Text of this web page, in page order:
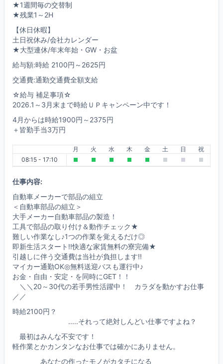
★1週間毎の交替制
★残業1～2H
【休日休暇】
土日祝休み/会社カレンダー
★大型連休/年末年始・GW・お盆
給与額:時給 2100円～2625円
交通費:通勤交通費全額支給
☆給与 補足事項☆
2026.1～3月末まで時給ＵＰキャンペーン中です！
4月からは時給1900円～2375円
＋皆勤手当3万円
月 火 水 木 金 土 日
祝
08:15 - 17:10
仕事内容:
自動車メーカーで部品の組立
＜自動車部品の組立＞
大手メーカー自動車部品の製造！
工具で部品の取り付け＆動作チェック★
難しい作業なし♪1つの作業を覚えるだけ◎
即新生活スタート!!快適な家賃無料の寮完備★
引越しに伴う交通費は当社が負担します!!
マイカー通勤OK◎無料送迎バスも運行中♪
お金・自由・安定・を同時にGET！！
＼＼20～30代の若手男性活躍中！ カラダを動かすお仕事
／／
時給2100円？
.....それって絶対しんどい仕事ですよね？
最初はみんな不安です！
軽作業とかカンタンなお仕事では確かにありません。
あなたの作ったモノがカタチになる